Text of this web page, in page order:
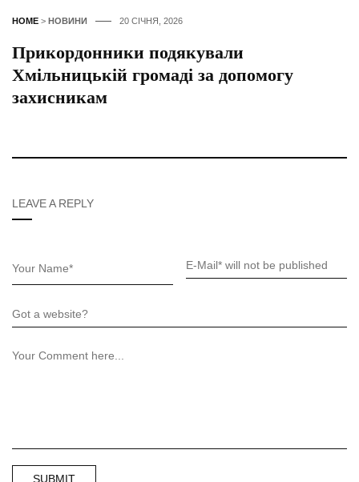
HOME > НОВИНИ 20 СІЧНЯ, 2026
Прикордонники подякували
Хмільницькій громаді за допомогу
захисникам
LEAVE A REPLY